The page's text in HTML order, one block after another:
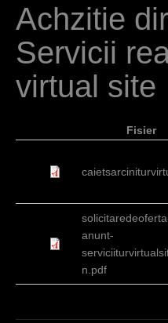
ş
t
i
a
Achzitie
Servicii
virtual site
Fisier
anunt-
n.pdf